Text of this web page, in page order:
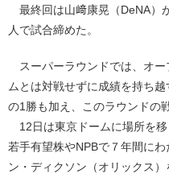
最終回は山﨑康晃（DeNA）
人で試合締めた。
スーパーラウンドでは、オー
ムとは対戦せずに成績を持ち
の1勝も加え、このラウンドの
12日は東京ドームに場所を
若手有望株やNPBで７年間に
ン・ディクソン（オリックス）